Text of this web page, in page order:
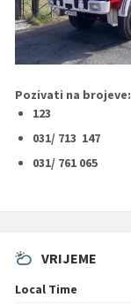
Pozivati na brojeve:
123
031/ 713 147
031/ 761 065
VRIJEME
Local Time